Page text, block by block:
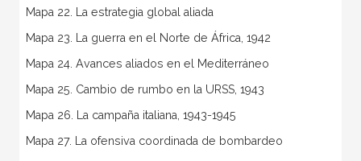
Mapa 22. La estrategia global aliada
Mapa 23. La guerra en el Norte de África, 1942
Mapa 24. Avances aliados en el Mediterráneo
Mapa 25. Cambio de rumbo en la URSS, 1943
Mapa 26. La campaña italiana, 1943-1945
Mapa 27. La ofensiva coordinada de bombardeo